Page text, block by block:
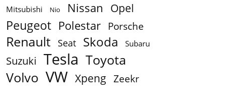
Mitsubishi Nio Nissan Opel
Peugeot Polestar Porsche
Renault Seat Skoda Subaru
Suzuki Tesla Toyota
Volvo VW Xpeng Zeekr